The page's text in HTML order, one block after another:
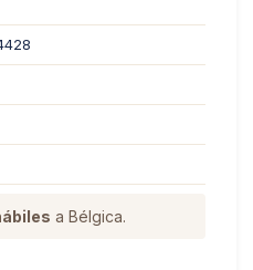
a Bélgica.